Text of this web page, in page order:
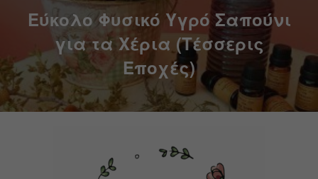
Εύκολο Φυσικό Υγρό Σαπούνι
για τα Χέρια (Τέσσερις
Εποχές)